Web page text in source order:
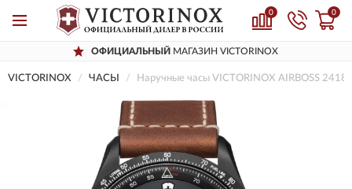
0 0
ОФИЦИАЛЬНЫЙ МАГАЗИН VICTORINOX
VICTORINOX ЧАСЫ Наручные часы VICTORINOX AIRBOSS